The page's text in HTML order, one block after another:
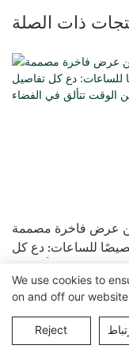
ذات الصلة
عرض فاخرة مصممة
للساعات: دع كل
الفضاء
We use cookies to
on and off our
Reject